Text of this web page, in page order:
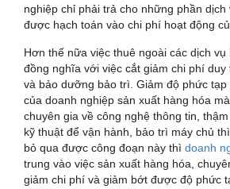
nghiệp chỉ phải trả cho những phần
được hạch toán vào chi phí hoạt động
Hơn thế nữa việc thuê ngoài các dịch vụ
đồng nghĩa với việc cắt giảm chi phí
và bảo dưỡng bảo trì. Giảm độ phức tạp
của doanh nghiệp sản xuất hàng hóa
chuyên gia về công nghệ thông tin,
kỹ thuật để vận hành, bảo trì máy chủ
bỏ qua được công đoạn này thì doanh
trung vào việc sản xuất hàng hóa,
giảm chi phí và giảm bớt được độ phức